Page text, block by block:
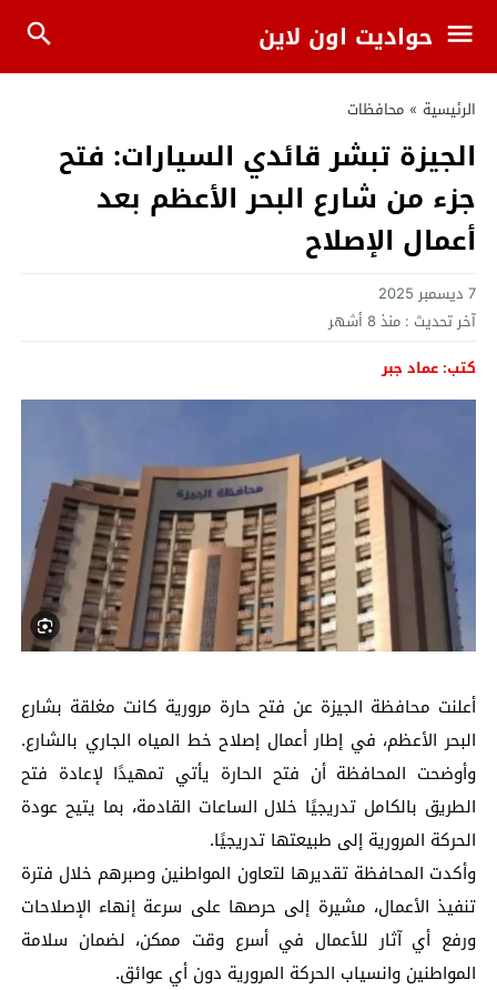
حواديت اون لاين
الرئيسية » محافظات
الجيزة تبشر قائدي السيارات: فتح
جزء من شارع البحر الأعظم بعد
أعمال الإصلاح
7 ديسمبر 2025
آخر تحديث : منذ 8 أشهر
كتب: عماد جبر
أعلنت محافظة الجيزة عن فتح حارة مرورية كانت مغلقة بشارع
البحر الأعظم، في إطار أعمال إصلاح خط المياه الجاري بالشارع.
وأوضحت المحافظة أن فتح الحارة يأتي تمهيدًا لإعادة فتح
الطريق بالكامل تدريجيًا خلال الساعات القادمة، بما يتيح عودة
الحركة المرورية إلى طبيعتها تدريجيًا.
وأكدت المحافظة تقديرها لتعاون المواطنين وصبرهم خلال فترة
تنفيذ الأعمال، مشيرة إلى حرصها على سرعة إنهاء الإصلاحات
ورفع أي آثار للأعمال في أسرع وقت ممكن، لضمان سلامة
المواطنين وانسياب الحركة المرورية دون أي عوائق.